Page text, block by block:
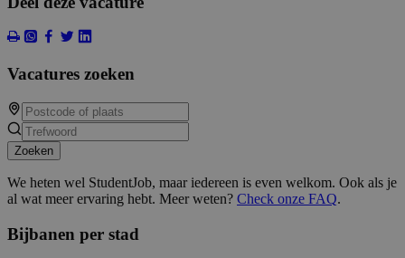
Vacatures zoeken
Zoeken
We heten wel StudentJob, maar iedereen is even welkom. Ook als je
al wat meer ervaring hebt. Meer weten? Check onze FAQ.
Bijbanen per stad